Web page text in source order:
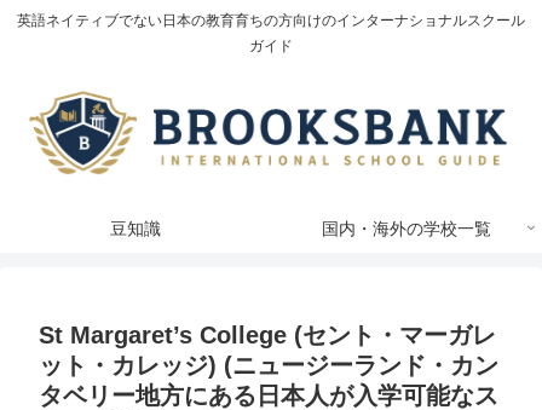
英語ネイティブでない日本の教育育ちの方向けのインターナショナルスクール
ガイド
豆知識 国内・海外の学校一覧
St Margaret’s College (セント・マーガレ
ット・カレッジ) (ニュージーランド・カン
タベリー地方にある日本人が入学可能なス